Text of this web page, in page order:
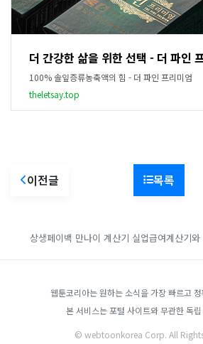
더 간강한 삶을 위한 선택 - 더 파인
100% 솔잎증류농축액의 힘 - 더 파인 프리미엄
theletsay.top
이전글 목록
상생페이백 만나이 계산기 실업급여계산기
웹툰코리아는 원하는 소식을 가장 빠르고
본 서비스는 포털 사이트와 무관한 독
© webtoonkorea Corp. All